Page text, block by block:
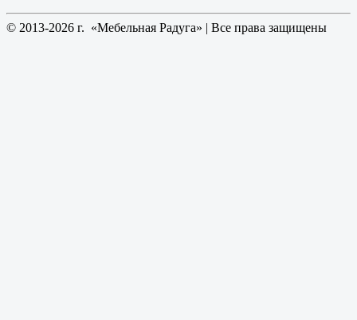
© 2013-2026 г. «Мебельная Радуга» | Все права защищены